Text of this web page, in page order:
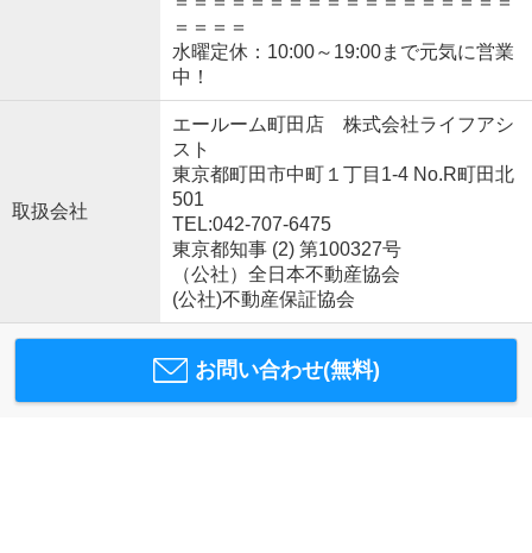
＝＝＝＝
水曜定休：10:00～19:00まで元気に営業
中！
取扱会社
エールーム町田店 株式会社ライフアシ
スト
東京都町田市中町１丁目1-4 No.R町田北
501
TEL:042-707-6475
東京都知事 (2) 第100327号
（公社）全日本不動産協会
(公社)不動産保証協会
お問い合わせ(無料)